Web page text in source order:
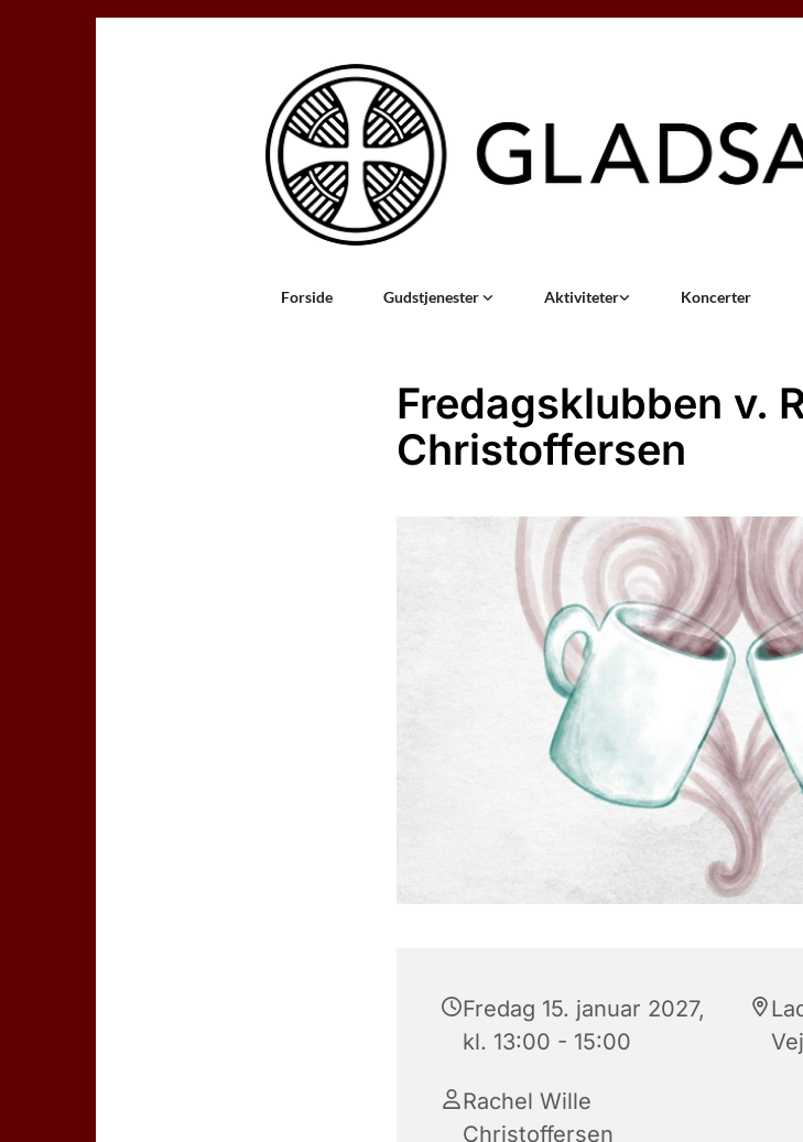
Forside Gudstjenester Aktiviteter Koncerter
Fredagsklubben v.
Christoffersen
Fredag 15. januar 2027,
kl. 13:00 - 15:00
Rachel Wille
Christoffersen